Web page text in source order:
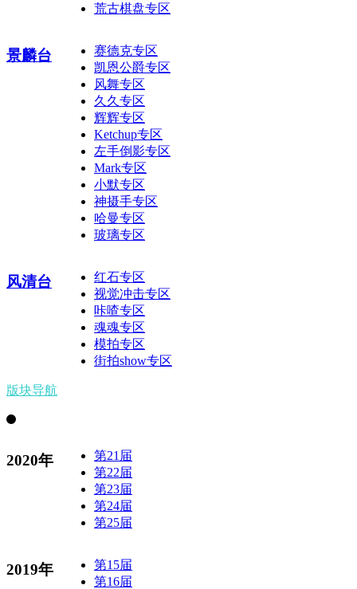
荒古棋盘专区
景麟台
赛德克专区
凯恩公爵专区
风舞专区
久久专区
辉辉专区
Ketchup专区
左手倒影专区
Mark专区
小默专区
神摄手专区
哈曼专区
玻璃专区
风清台
红石专区
视觉冲击专区
咔喳专区
魂魂专区
模拍专区
街拍show专区
版块导航
2020年
第21届
第22届
第23届
第24届
第25届
2019年
第15届
第16届